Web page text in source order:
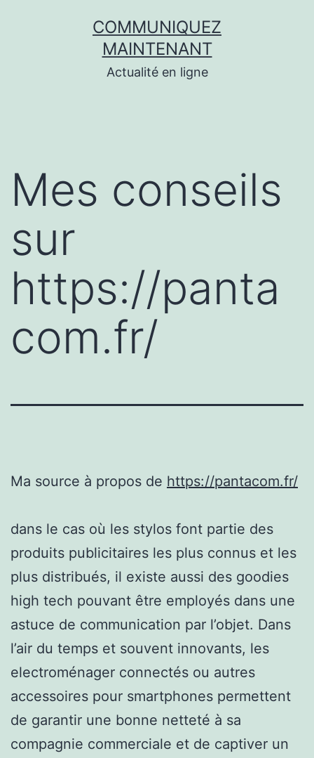
COMMUNIQUEZ
MAINTENANT
Actualité en ligne
Mes conseils
sur
https://panta
com.fr/
Ma source à propos de https://pantacom.fr/
dans le cas où les stylos font partie des
produits publicitaires les plus connus et les
plus distribués, il existe aussi des goodies
high tech pouvant être employés dans une
astuce de communication par l’objet. Dans
l’air du temps et souvent innovants, les
electroménager connectés ou autres
accessoires pour smartphones permettent
de garantir une bonne netteté à sa
compagnie commerciale et de captiver un